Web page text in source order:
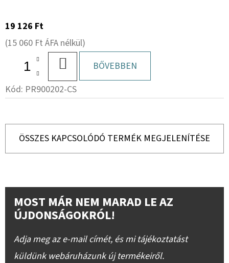
19 126 Ft
(15 060 Ft ÁFA nélkül)
KOSÁRBABŐVEBBEN
Kód: PR900202-CS
ÖSSZES KAPCSOLÓDÓ TERMÉK MEGJELENÍTÉSE
MOST MÁR NEM MARAD LE AZ
ÚJDONSÁGOKRÓL!
Adja meg az e-mail címét, és mi tájékoztatást
küldünk webáruházunk új termékeiről.